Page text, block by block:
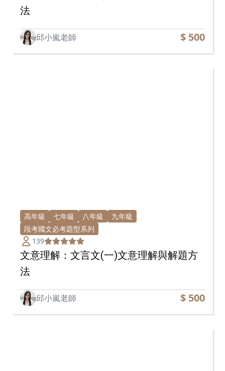
法
邱小嵐老師 $ 500
高年級 七年級 八年級
九年級
段考國文必考題型系列
139
文意理解：文言文(一)文意理解與解題方
法
邱小嵐老師 $ 500